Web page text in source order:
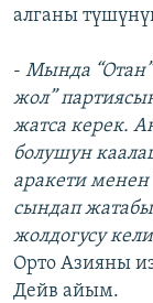
алганы
- Мында
жол”
жатса керек.
болушун
аракети менен
сындап
жолдогусу
Орто Азияны
Дейв айым.